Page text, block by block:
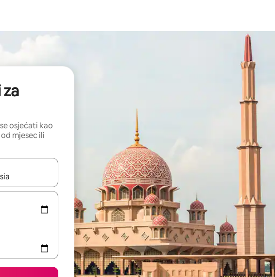
osjećati kao
mjesec ili
ih pregledati koristeći se strelicama prema gore i prema dolje, kao i dodirom ili